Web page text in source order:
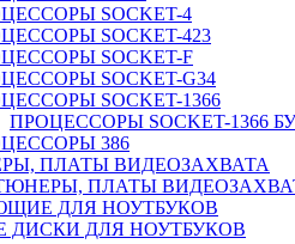
SOCKET-4
SOCKET-423
SOCKET-F
SOCKET-G34
SOCKET-1366
ПРОЦЕССОРЫ SOCKET-1366 БУ
386
ПЛАТЫ ВИДЕОЗАХВАТА
ПЛАТЫ
ДЛЯ НОУТБУКОВ
ДИСКИ ДЛЯ НОУТБУКОВ